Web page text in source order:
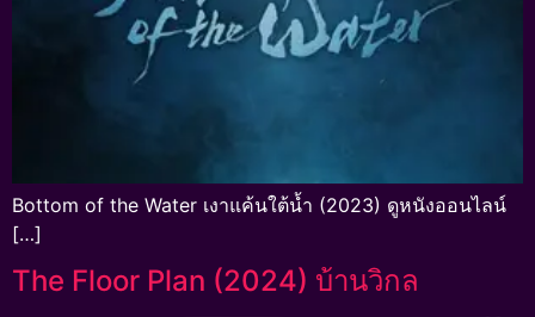
Bottom of the Water เงาแค้นใต้น้ำ (2023) ดูหนังออนไลน์
[…]
The Floor Plan (2024) บ้านวิกล